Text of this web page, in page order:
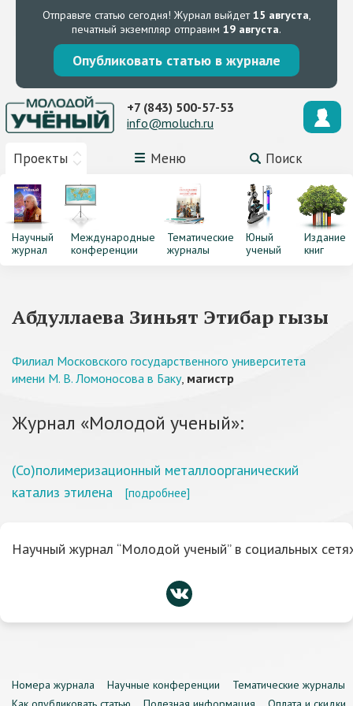
Отправьте статью сегодня! Журнал выйдет15 августа,
печатный экземпляр отправим 19 августа.
Опубликовать статью в журнале
Проекты Меню Поиск
+7 (843) 500-57-53
info@moluch.ru
Научный
журнал
Международные
конференции
Тематические
журналы
Юный
ученый
Издание
книг
Абдуллаева Зиньят Этибар гызы
Филиал Московского государственного университета
имени М. В. Ломоносова в Баку, магистр
Журнал «Молодой ученый»:
(Со)полимеризационный металлоорганический
катализ этилена
[подробнее]
Научный журнал “Молодой ученый” в социальных
Номера журнала Научные конференции
Тематические журналы